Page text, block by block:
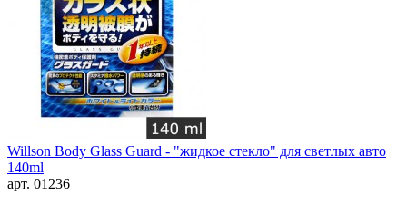
Willson Body Glass Guard - "жидкое стекло" для светлых авто
140ml
арт. 01236